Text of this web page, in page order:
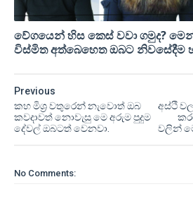
වේගයෙන් හිස කෙස් වවා ගමුද?
විස්මිත අත්බෙහෙත ඔබට නිවසේදීම
අස්ථි
වලින්
Previous
කහ මිශ්‍ර වතුරෙන් නැවොත් ඔබ
කවදාවත් නොවැසු මෙ අරුම පුදුම
දේවල් ඔබටත් වෙනවා.
No Comments: